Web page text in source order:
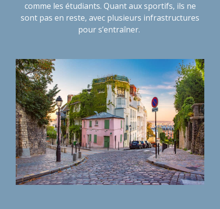
comme les étudiants. Quant aux sportifs, ils ne
sont pas en reste, avec plusieurs infrastructures
pour s’entraîner.